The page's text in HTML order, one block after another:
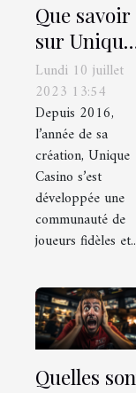
Que savoir
sur Unique
Casino ?
Lundi 10 juillet
2023 13:54
Depuis 2016,
l’année de sa
création, Unique
Casino s’est
développée une
communauté de
joueurs fidèles
Quelles